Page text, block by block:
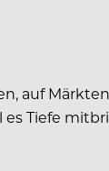
auf
es Tiefe